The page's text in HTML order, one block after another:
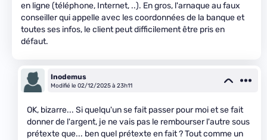
en ligne (téléphone, Internet, ..). En gros, l'arnaque au faux
conseiller qui appelle avec les coordonnées de la banque et
toutes ses infos, le client peut difficilement être pris en
défaut.
Inodemus
Modifié le 02/12/2025 à 23h11
OK, bizarre... Si quelqu'un se fait passer pour moi et se fait
donner de l'argent, je ne vais pas le rembourser l'autre sous
prétexte que... ben quel prétexte en fait ? Tout comme un